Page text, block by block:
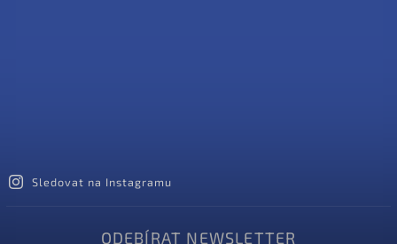
Sledovat na Instagramu
ODEBÍRAT NEWSLETTER